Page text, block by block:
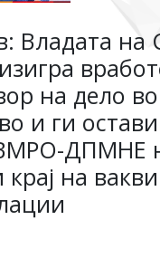
Владата на
на дело во
и ги
ДПМНЕ
крај на